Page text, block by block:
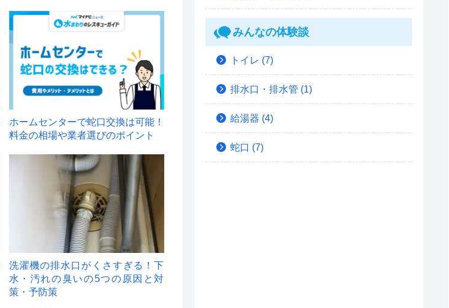
ホームセンターで蛇口交換は可能！
料金の相場や業者選びのポイント
洗濯機の排水口がくさすぎる！下
水・汚れの臭いの5つの原因と対
策・予防策
みんなの体験談
トイレ (7)
排水口・排水管 (1)
給湯器 (4)
蛇口 (7)